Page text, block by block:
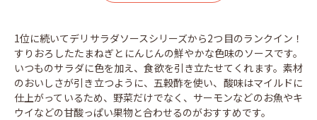
1位に続いてデリサラダソースシリーズから2つ目のランクイン！
すりおろしたたまねぎとにんじんの鮮やかな色味のソースです。
いつものサラダに色を加え、食欲を引き立たせてくれます。素材
のおいしさが引き立つように、五穀酢を使い、酸味はマイルドに
仕上がっているため、野菜だけでなく、サーモンなどのお魚やキ
ウイなどの甘酸っぱい果物と合わせるのがおすすめです。